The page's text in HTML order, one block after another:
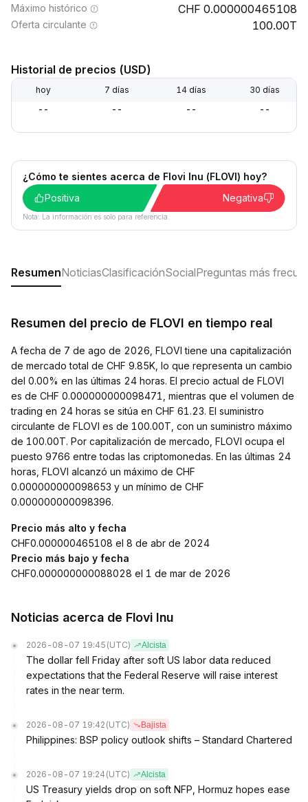
Máximo histórico 0.000000465108
Oferta circulante 100.00T
Historial de precios (USD)
hoy 7 días 14 días 30 días
-- -- -- --
¿Cómo te sientes acerca de Flovi Inu (FLOVI) hoy?
Positiva
Negativa
Nota: La información es solo para referencia.
ResumenNoticiasClasificaciónSocialPreguntas más
Resumen del precio de FLOVI en tiempo real
A fecha de 7 de ago de 2026, FLOVI tiene una capitalización
de mercado total de CHF 9.85K, lo que representa un cambio
del 0.00% en las últimas 24 horas. El precio actual de FLOVI
es de CHF 0.000000000098471, mientras que el volumen de
trading en 24 horas se sitúa en CHF 61.23. El suministro
circulante de FLOVI es de 100.00T, con un suministro máximo
de 100.00T. Por capitalización de mercado, FLOVI ocupa el
puesto 9766 entre todas las criptomonedas. En las últimas 24
horas, FLOVI alcanzó un máximo de CHF
0.000000000098653 y un mínimo de CHF
0.000000000098396.
Precio más alto y fecha
CHF0.000000465108 el 8 de abr de 2024
Precio más bajo y fecha
CHF0.000000000088028 el 1 de mar de 2026
Noticias acerca de Flovi Inu
2026-08-07 19:45 (UTC) Alcista
The dollar fell Friday after soft US labor data reduced
expectations that the Federal Reserve will raise interest
rates in the near term.
2026-08-07 19:42 (UTC) Bajista
Philippines: BSP policy outlook shifts – Standard Chartered
2026-08-07 19:24 (UTC) Alcista
US Treasury yields drop on soft NFP, Hormuz hopes ease